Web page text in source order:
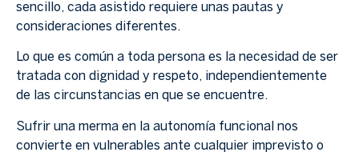
sencillo, cada asistido requiere unas pautas y
consideraciones diferentes.
Lo que es común a toda persona es la necesidad de ser
tratada con dignidad y respeto, independientemente
de las circunstancias en que se encuentre.
Sufrir una merma en la autonomía funcional nos
convierte en vulnerables ante cualquier imprevisto o